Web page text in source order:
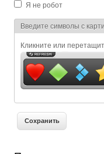
Я не робот
Я спамер
Введите символы с
Кликните или